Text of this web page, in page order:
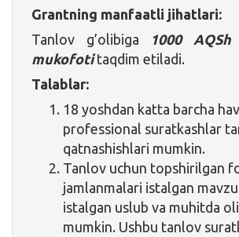
Grantning manfaatli jihatlari:
Tanlov g’olibiga
1000
mukofotitaqdim etiladi.
Talablar:
18 yoshdan katta barcha
professional suratkashlar
qatnashishlari mumkin.
Tanlov uchun topshirilgan
jamlanmalari istalgan
istalgan uslub va muhitda
mumkin. Ushbu tanlov